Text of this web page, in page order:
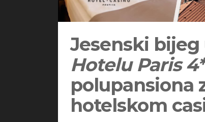
Jesenski
Hotelu Paris 4*
polupansiona
hotelskom